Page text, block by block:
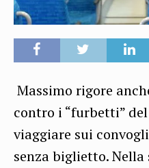
Massimo rigore
contro i “furbetti”
viaggiare sui
senza biglietto.